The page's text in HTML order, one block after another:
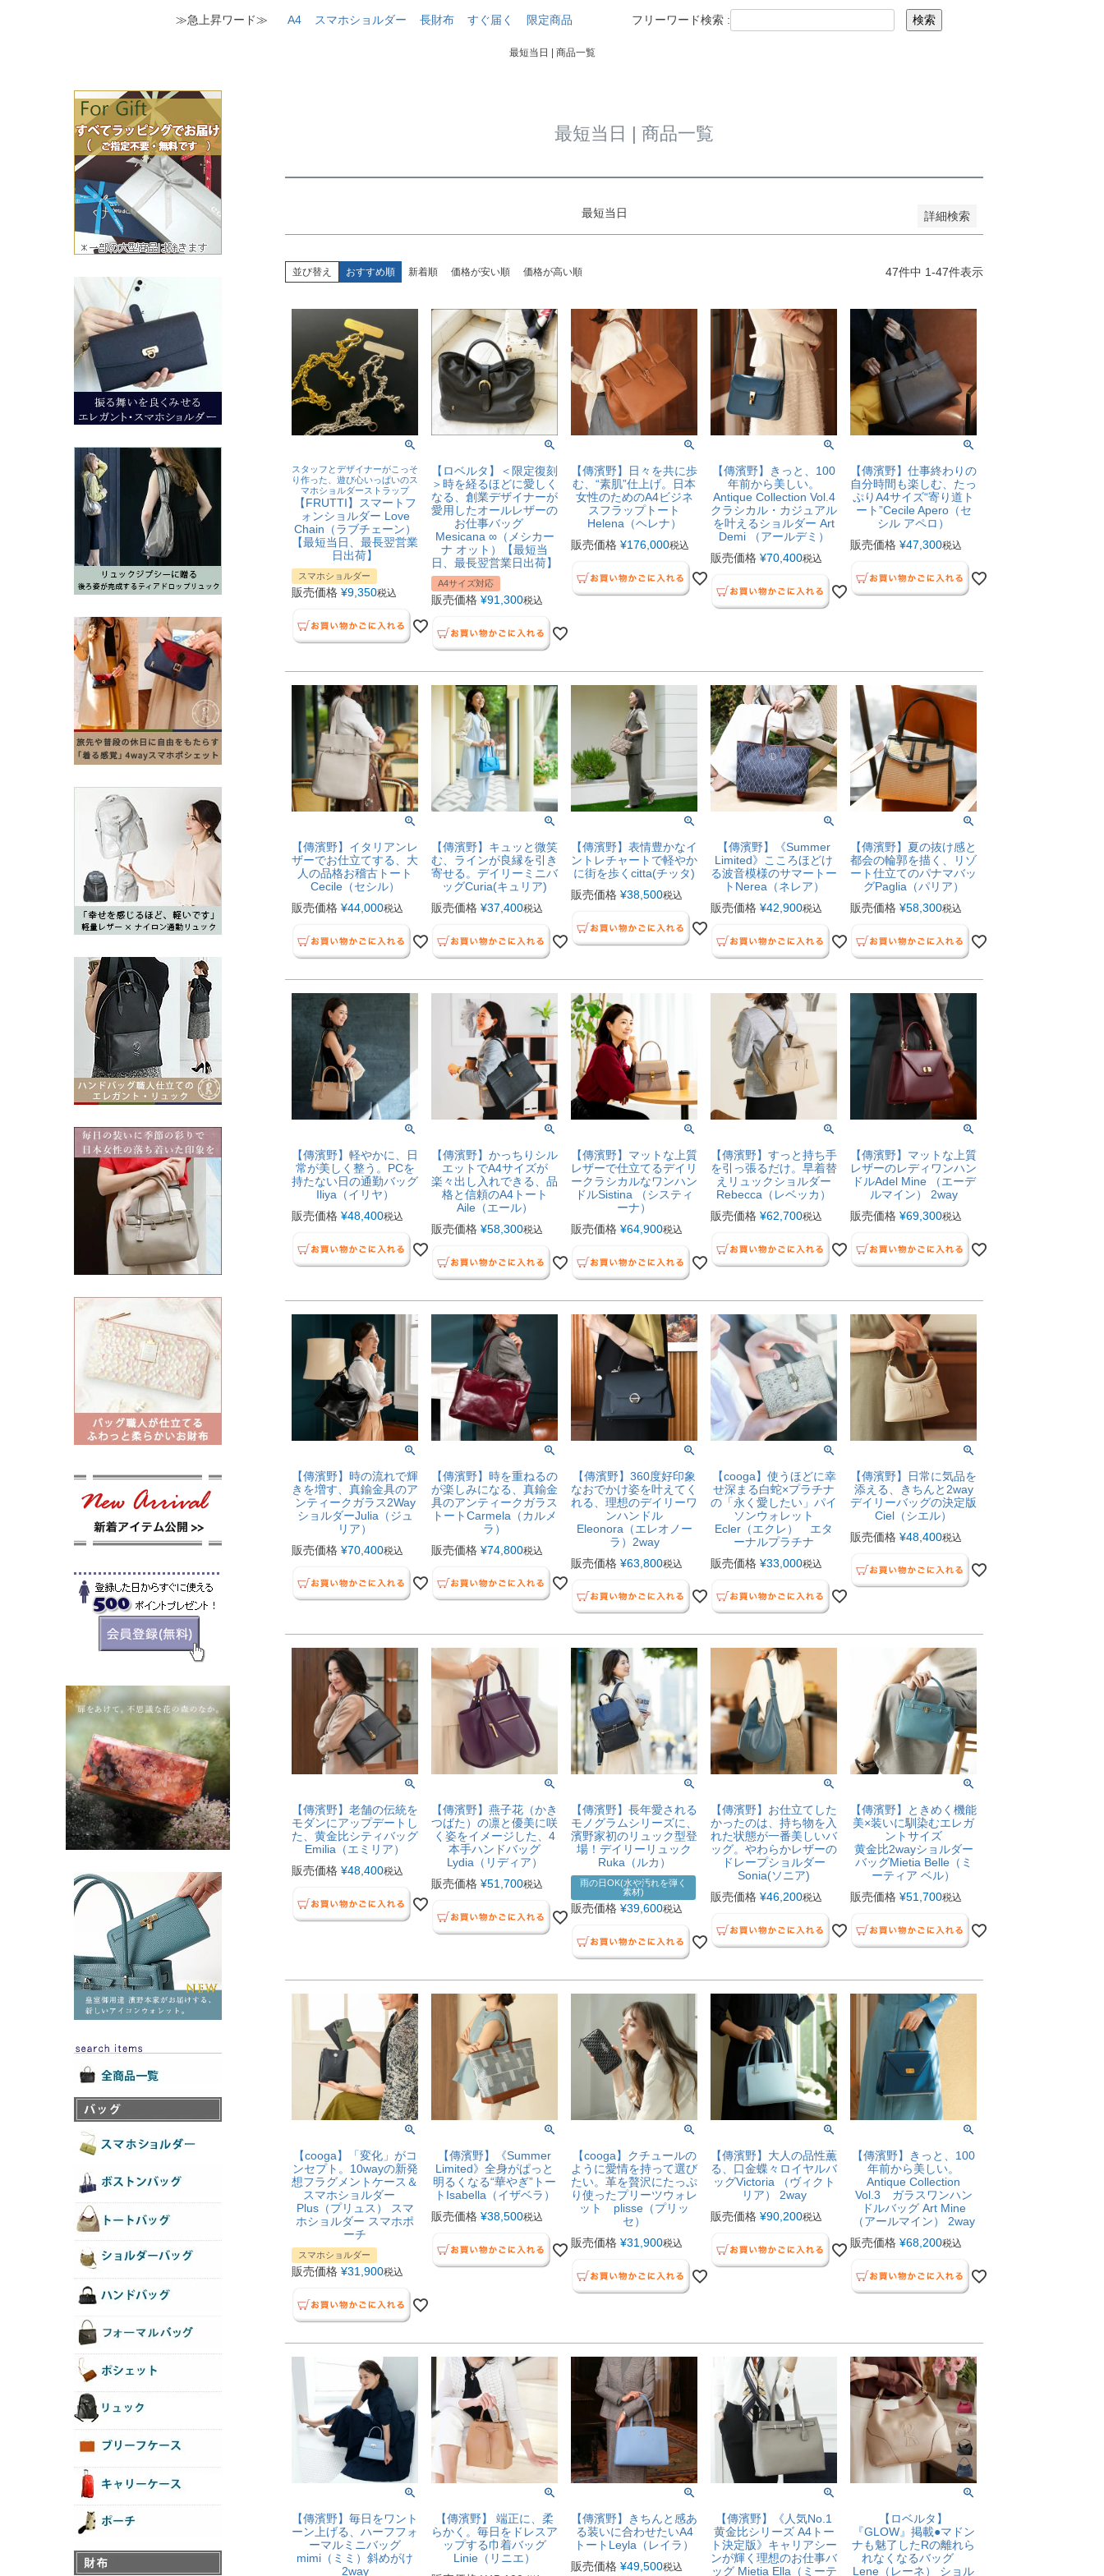
≫急上昇ワード≫ A4 スマホショルダー 長財布 すぐ届く 限定商品 フリーワード検索 : 検索
最短当日 | 商品一覧
最短当日 | 商品一覧
最短当日 詳細検索
検索
並び替え おすすめ順 新着順 価格が安い順 価格が高い順 47件中 1-47件表示
スタッフとデザイナーがこっそ
り作った、遊び心いっぱいのス
マホショルダーストラップ
【FRUTTI】スマートフ
ォンショルダー Love
Chain（ラブチェーン）
【最短当日、最長翌営業
日出荷】
スマホショルダー
販売価格 ¥9,350税込
【ロベルタ】＜限定復刻
＞時を経るほどに愛しく
なる、創業デザイナーが
愛用したオールレザーの
お仕事バッグ
Mesicana ∞（メシカー
ナ オット）【最短当
日、最長翌営業日出荷】
A4サイズ対応
販売価格 ¥91,300税込
【傳濱野】日々を共に歩
む、“素肌”仕上げ。日本
女性のためのA4ビジネ
スフラップトート
Helena（ヘレナ）
販売価格 ¥176,000税込
【傳濱野】きっと、100
年前から美しい。
Antique Collection Vol.4
クラシカル・カジュアル
を叶えるショルダー Art
Demi （アールデミ）
販売価格 ¥70,400税込
【傳濱野】仕事終わりの
自分時間も楽しむ、たっ
ぷりA4サイズ“寄り道ト
ート”Cecile Apero（セ
シル アペロ）
販売価格 ¥47,300税込
【傳濱野】イタリアンレ
ザーでお仕立てする、大
人の品格お稽古トート
Cecile（セシル）
販売価格 ¥44,000税込
【傳濱野】キュッと微笑
む、ラインが良縁を引き
寄せる。デイリーミニバ
ッグCuria(キュリア)
販売価格 ¥37,400税込
【傳濱野】表情豊かなイ
ントレチャートで軽やか
に街を歩くcitta(チッタ)
販売価格 ¥38,500税込
【傳濱野】《Summer
Limited》こころほどけ
る波音模様のサマートー
トNerea（ネレア）
販売価格 ¥42,900税込
【傳濱野】夏の抜け感と
都会の輪郭を描く、リゾ
ート仕立てのパナマバッ
グPaglia（パリア）
販売価格 ¥58,300税込
【傳濱野】軽やかに、日
常が美しく整う。PCを
持たない日の通勤バッグ
Iliya（イリヤ）
販売価格 ¥48,400税込
【傳濱野】かっちりシル
エットでA4サイズが
楽々出し入れできる、品
格と信頼のA4トート
Aile（エール）
販売価格 ¥58,300税込
【傳濱野】マットな上質
レザーで仕立てるデイリ
ークラシカルなワンハン
ドルSistina （システィ
ーナ）
販売価格 ¥64,900税込
【傳濱野】すっと持ち手
を引っ張るだけ。早着替
えリュックショルダー
Rebecca（レベッカ）
販売価格 ¥62,700税込
【傳濱野】マットな上質
レザーのレディワンハン
ドルAdel Mine （エーデ
ルマイン） 2way
販売価格 ¥69,300税込
【傳濱野】時の流れで輝
きを増す、真鍮金具のア
ンティークガラス2Way
ショルダーJulia（ジュ
リア）
販売価格 ¥70,400税込
【傳濱野】時を重ねるの
が楽しみになる、真鍮金
具のアンティークガラス
トートCarmela（カルメ
ラ）
販売価格 ¥74,800税込
【傳濱野】360度好印象
なおでかけ姿を叶えてく
れる、理想のデイリーワ
ンハンドル
Eleonora（エレオノー
ラ）2way
販売価格 ¥63,800税込
【cooga】使うほどに幸
せ深まる白蛇×プラチナ
の「永く愛したい」パイ
ソンウォレット
Ecler（エクレ） エタ
ーナルプラチナ
販売価格 ¥33,000税込
【傳濱野】日常に気品を
添える、きちんと2way
デイリーバッグの決定版
Ciel（シエル）
販売価格 ¥48,400税込
【傳濱野】老舗の伝統を
モダンにアップデートし
た、黄金比シティバッグ
Emilia（エミリア）
販売価格 ¥48,400税込
【傳濱野】燕子花（かき
つばた）の凛と優美に咲
く姿をイメージした、4
本手ハンドバッグ
Lydia（リディア）
販売価格 ¥51,700税込
【傳濱野】長年愛される
モノグラムシリーズに、
濱野家初のリュック型登
場！デイリーリュック
Ruka（ルカ）
雨の日OK(水や汚れを弾く
素材)
販売価格 ¥39,600税込
【傳濱野】お仕立てした
かったのは、持ち物を入
れた状態が一番美しいバ
ッグ。やわらかレザーの
ドレープショルダー
Sonia(ソニア)
販売価格 ¥46,200税込
【傳濱野】ときめく機能
美×装いに馴染むエレガ
ントサイズ
黄金比2wayショルダー
バッグMietia Belle（ミ
ーティア ベル）
販売価格 ¥51,700税込
【cooga】「変化」がコ
ンセプト。10wayの新発
想フラグメントケース＆
スマホショルダー
Plus（プリュス） スマ
ホショルダー スマホポ
ーチ
スマホショルダー
販売価格 ¥31,900税込
【傳濱野】《Summer
Limited》全身がぱっと
明るくなる“華やぎ”トー
トIsabella（イザベラ）
販売価格 ¥38,500税込
【cooga】クチュールの
ように愛情を持って選び
たい。革を贅沢にたっぷ
り使ったプリーツウォレ
ット plisse（プリッ
セ）
販売価格 ¥31,900税込
【傳濱野】大人の品性薫
る、口金蝶々ロイヤルバ
ッグVictoria （ヴィクト
リア） 2way
販売価格 ¥90,200税込
【傳濱野】きっと、100
年前から美しい。
Antique Collection
Vol.3 ガラスワンハン
ドルバッグ Art Mine
（アールマイン） 2way
販売価格 ¥68,200税込
【傳濱野】毎日をワント
ーン上げる、ハーフフォ
ーマルミニバッグ
mimi（ミミ）斜めがけ
2way
【傳濱野】 端正に、柔
らかく。毎日をドレスア
ップする巾着バッグ
Linie（リニエ）
【傳濱野】きちんと感あ
る装いに合わせたいA4
トートLeyla（レイラ）
販売価格 ¥49,500税込
【傳濱野】《人気No.1
黄金比シリーズ A4トー
ト決定版》キャリアシー
ンが輝く理想のお仕事バ
ッグ Mietia Ella（ミーテ
【ロベルタ】
『GLOW』掲載●マドン
ナも魅了したRの離れら
れなくなるバッグ
Lene（レーネ） ショル